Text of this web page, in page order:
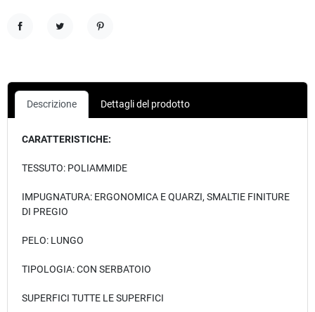
Descrizione Dettagli del prodotto
CARATTERISTICHE:
TESSUTO: POLIAMMIDE
IMPUGNATURA: ERGONOMICA E QUARZI, SMALTIE FINITURE
DI PREGIO
PELO: LUNGO
TIPOLOGIA: CON SERBATOIO
SUPERFICI TUTTE LE SUPERFICI